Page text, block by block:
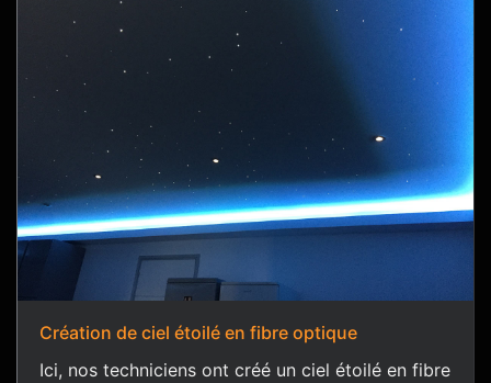
Création de ciel étoilé en fibre optique
Ici, nos techniciens ont créé un ciel étoilé en fibre